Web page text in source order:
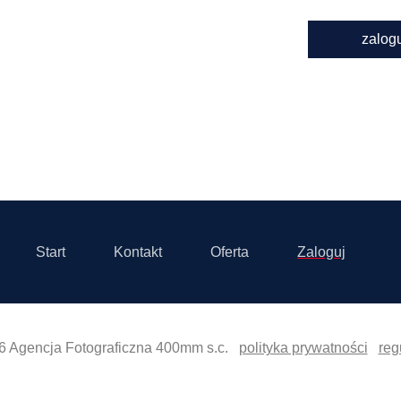
Start Kontakt Oferta Zaloguj
Agencja Fotograficzna 400mm s.c. polityka prywatności